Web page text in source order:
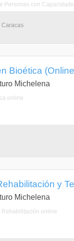
Caracas
Bioética
Michelena
online
y
Michelena
Rehabilitación online